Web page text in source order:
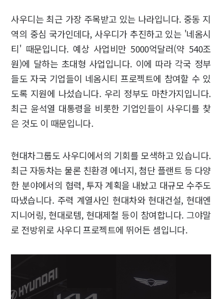
사우디는 최근 가장 주목받고 있는 나라입니다. 중동 지
역의 중심 국가인데다, 사우디가 추진하고 있는 '네옴시
티' 때문입니다. 예상 사업비만 5000억달러(약 540조
원)에 달하는 초대형 사업입니다. 이에 따라 각국 정부
들도 자국 기업들이 네옴시티 프로젝트에 참여할 수 있
도록 지원에 나섰습니다. 우리 정부도 마찬가지입니다.
최근 윤석열 대통령을 비롯한 기업인들이 사우디를 찾
은 것도 이 때문입니다.
현대차그룹도 사우디에서의 기회를 모색하고 있습니다.
최근 자동차는 물론 친환경 에너지, 첨단 플랜트 등 다양
한 분야에서의 협력, 투자 계획을 내놨고 대규모 수주도
따냈습니다. 주력 계열사인 현대차와 현대건설, 현대엔
지니어링, 현대로템, 현대제철 등이 참여합니다. 그야말
로 전방위로 사우디 프로젝트에 뛰어든 셈입니다.